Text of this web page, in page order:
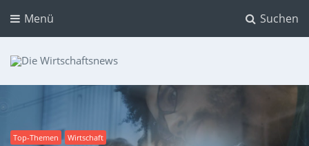
Suchen
Menü
Dein Ratgeber für Aktien und Kryptowährungen
Top-Themen Wirtschaft